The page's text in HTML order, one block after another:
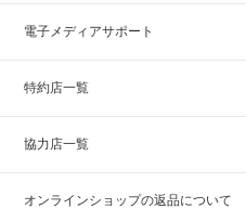
電子メディアサポート
特約店一覧
協力店一覧
オンラインショップの返品について